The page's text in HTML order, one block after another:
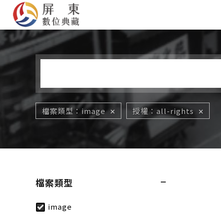
您在這裡
檔案類型 image 授權 all-rights
檔案類型
image